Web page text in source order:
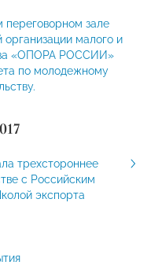
зале
малого и
«ОПОРА РОССИИ»
по молодежному
трехстороннее
с Российским
экспорта